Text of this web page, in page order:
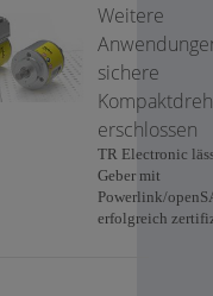
Weitere
sichere
erschlossen
TR Electronic
Geber mit
Powerlink/
erfolgreich